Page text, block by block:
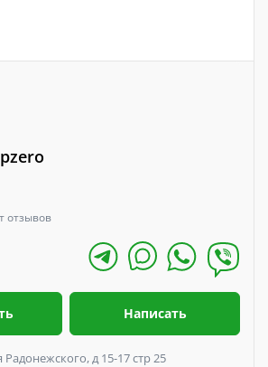
отзывов
Написать
д 15-17 стр 25